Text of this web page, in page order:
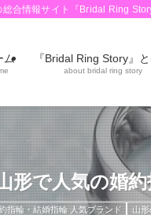
合情報サイト『Bridal Ring
ム 『Bridal Ring Story』
about bridal ring story
形で人気の婚
指輪・結婚指輪 人気ブランド 山形